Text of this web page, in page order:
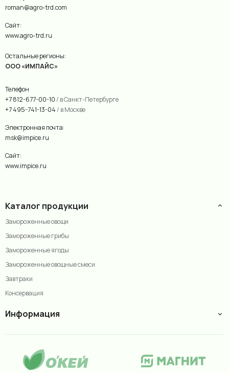
roman@agro-trd.com
Сайт:
www.agro-trd.ru
Остальные регионы:
ООО «ИМПАЙС»
Телефон
+7 812-677-00-10 / в Санкт-Петербурге
+7 495-741-13-04 / в Москве
Электронная почта:
msk@impice.ru
Сайт:
www.impice.ru
Каталог продукции
Замороженные овощи
Замороженные грибы
Замороженные ягоды
Замороженные овощные смеси
Завтраки
Консервация
Информация